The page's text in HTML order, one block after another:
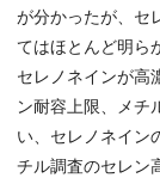
が分かったが、セ
てはほとんど明ら
セレノネインが高
ン耐容上限、メチ
い、セレノネイン
チル調査のセレン